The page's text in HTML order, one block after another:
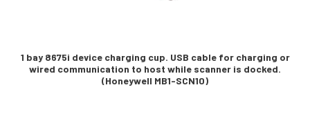
1 bay 8675i device charging cup. USB cable for charging or
wired communication to host while scanner is docked.
(Honeywell MB1-SCN10)